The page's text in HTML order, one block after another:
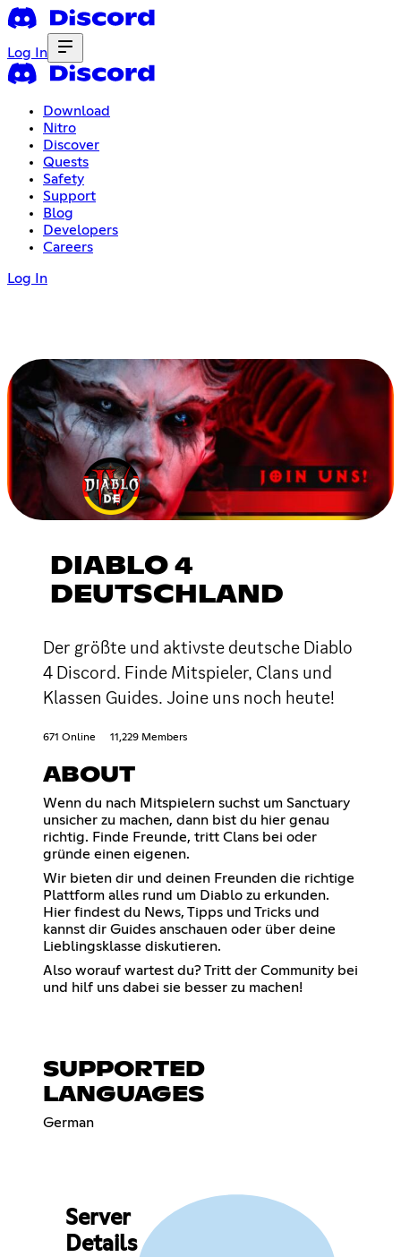
Log In
Download
Nitro
Discover
Quests
Safety
Support
Blog
Developers
Careers
Log In
DIABLO 4
DEUTSCHLAND
Der größte und aktivste deutsche Diablo
4 Discord. Finde Mitspieler, Clans und
Klassen Guides. Joine uns noch heute!
671 Online 11,229 Members
ABOUT
Wenn du nach Mitspielern suchst um Sanctuary
unsicher zu machen, dann bist du hier genau
richtig. Finde Freunde, tritt Clans bei oder
gründe einen eigenen.
Wir bieten dir und deinen Freunden die richtige
Plattform alles rund um Diablo zu erkunden.
Hier findest du News, Tipps und Tricks und
kannst dir Guides anschauen oder über deine
Lieblingsklasse diskutieren.
Also worauf wartest du? Tritt der Community bei
und hilf uns dabei sie besser zu machen!
SUPPORTED
LANGUAGES
German
Server
Details